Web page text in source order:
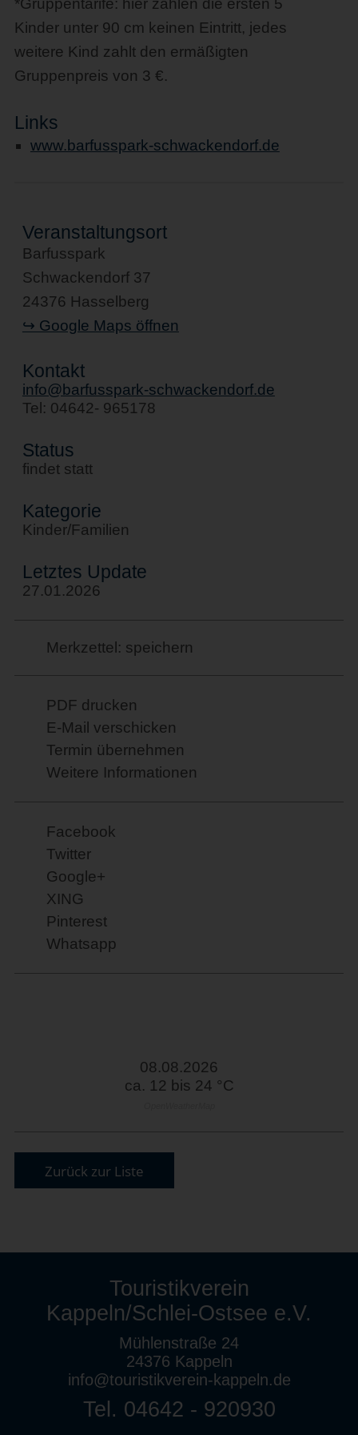
Kinder unter 90 cm keinen Eintritt, jedes
weitere Kind zahlt den ermäßigten
Gruppenpreis von 3 €.
Links
www.barfusspark-schwackendorf.de
Veranstaltungsort
Barfusspark
Schwackendorf 37
24376 Hasselberg
↪ Google Maps öffnen
Kontakt
info@barfusspark-schwackendorf.de
Tel: 04642- 965178
Status
findet statt
Kategorie
Kinder/Familien
Letztes Update
27.01.2026
Merkzettel: speichern
PDF drucken
E-Mail verschicken
Termin übernehmen
Weitere Informationen
Facebook
Twitter
Google+
XING
Pinterest
Whatsapp
08.08.2026
ca. 12 bis 24 °C
Zurück zur Liste
Touristikverein
Kappeln/Schlei-Ostsee e.V.
Mühlenstraße 24
24376 Kappeln
info@touristikverein-kappeln.de
Tel. 04642 - 920930